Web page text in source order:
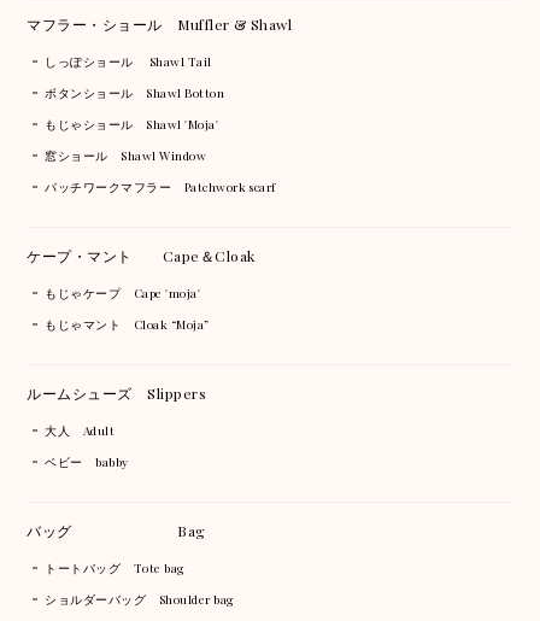
マフラー・ショール Muffler & Shawl
しっぽショール Shawl Tail
ボタンショール Shawl Botton
もじゃショール Shawl 'Moja'
窓ショール Shawl Window
パッチワークマフラー Patchwork scarf
ケープ・マント Cape＆Cloak
もじゃケープ Cape 'moja'
もじゃマント Cloak “Moja”
ルームシューズ Slippers
大人 Adult
ベビー babby
バッグ Bag
トートバッグ Tote bag
ショルダーバッグ Shoulder bag